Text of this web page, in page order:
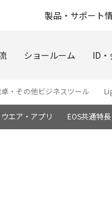
製品・サポート
ショールーム ID・
卓・その他ビジネスツール
エア・アプリ EOS共通特長